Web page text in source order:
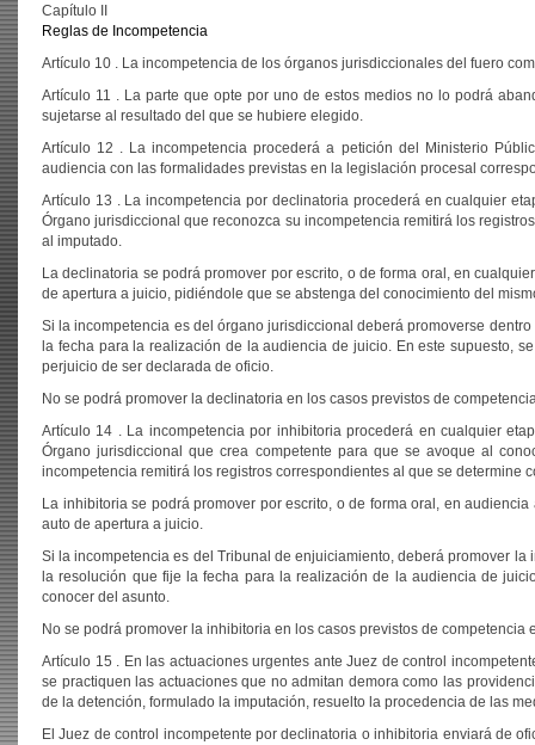
Capítulo II
Reglas de Incompetencia
Artículo 10 . La incompetencia de los órganos jurisdiccionales del fuero
Artículo 11 . La parte que opte por uno de estos medios no lo podrá
sujetarse al resultado del que se hubiere elegido.
Artículo 12 . La incompetencia procederá a petición del Ministerio
audiencia con las formalidades previstas en la legislación procesal
Artículo 13 . La incompetencia por declinatoria procederá en cualquier
Órgano jurisdiccional que reconozca su incompetencia remitirá los
al imputado.
La declinatoria se podrá promover por escrito, o de forma oral, en
de apertura a juicio, pidiéndole que se abstenga del conocimiento del
Si la incompetencia es del órgano jurisdiccional deberá promoverse
la fecha para la realización de la audiencia de juicio. En este supuesto,
perjuicio de ser declarada de oficio.
No se podrá promover la declinatoria en los casos previstos de
Artículo 14 . La incompetencia por inhibitoria procederá en cualquier
Órgano jurisdiccional que crea competente para que se avoque al
incompetencia remitirá los registros correspondientes al que se determine
La inhibitoria se podrá promover por escrito, o de forma oral, en
auto de apertura a juicio.
Si la incompetencia es del Tribunal de enjuiciamiento, deberá promover
la resolución que fije la fecha para la realización de la audiencia de
conocer del asunto.
No se podrá promover la inhibitoria en los casos previstos de competencia
Artículo 15 . En las actuaciones urgentes ante Juez de control
se practiquen las actuaciones que no admitan demora como las
de la detención, formulado la imputación, resuelto la procedencia de las
El Juez de control incompetente por declinatoria o inhibitoria enviará de